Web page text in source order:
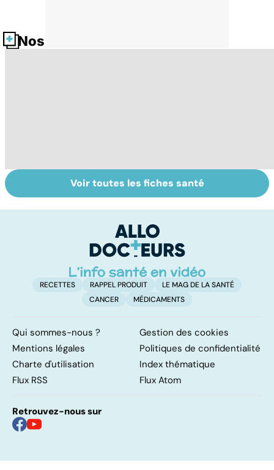
Nos fiches santé
Tout savoir sur
les infections
Tout savoir sur
les maux du froid
Voir toutes les fiches santé
RECETTES RAPPEL PRODUIT
LE MAG DE LA SANTÉ
CANCER
MÉDICAMENTS
Qui sommes-nous ?
Gestion des cookies
Mentions légales
Politiques de confidentialité
Charte d'utilisation
Index thématique
Flux RSS
Flux Atom
Retrouvez-nous sur